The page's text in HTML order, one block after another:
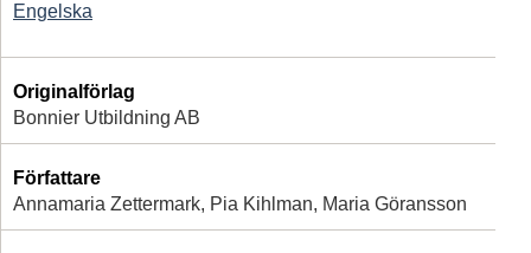
Engelska
Originalförlag
Bonnier Utbildning AB
Författare
Annamaria Zettermark, Pia Kihlman, Maria Göransson